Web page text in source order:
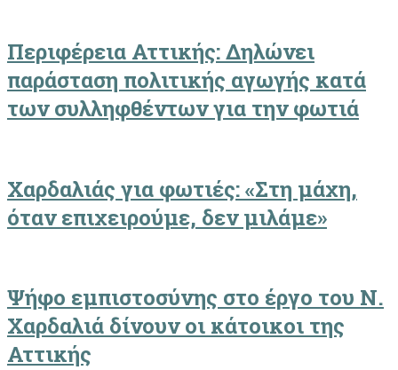
Περιφέρεια Αττικής: Δηλώνει
παράσταση πολιτικής αγωγής κατά
των συλληφθέντων για την φωτιά
Χαρδαλιάς για φωτιές: «Στη μάχη,
όταν επιχειρούμε, δεν μιλάμε»
Ψήφο εμπιστοσύνης στο έργο του Ν.
Χαρδαλιά δίνουν οι κάτοικοι της
Αττικής